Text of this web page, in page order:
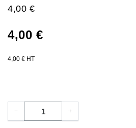
4,00 €
4,00 €
4,00 € HT
− +